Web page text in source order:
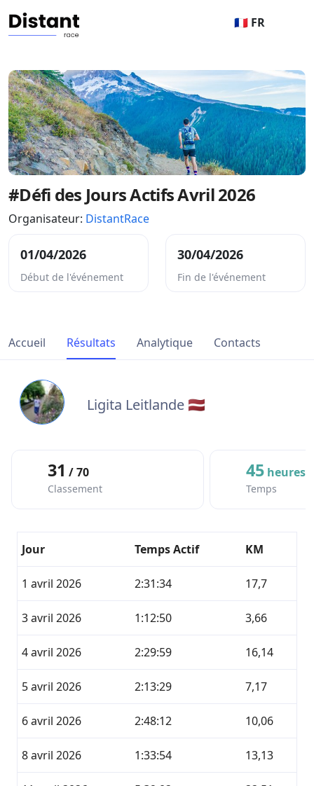
🇫🇷 FR
#Défi des Jours Actifs Avril 2026
Organisateur: DistantRace
01/04/2026
Début de l'événement
30/04/2026
Fin de l'événement
Accueil Résultats Analytique Contacts
Ligita Leitlande 🇱🇻
31 / 70
Classement
45heures
Temps
Jour Temps Actif KM
1 avril 2026 2:31:34 17,7
3 avril 2026 1:12:50 3,66
4 avril 2026 2:29:59 16,14
5 avril 2026 2:13:29 7,17
6 avril 2026 2:48:12 10,06
8 avril 2026 1:33:54 13,13